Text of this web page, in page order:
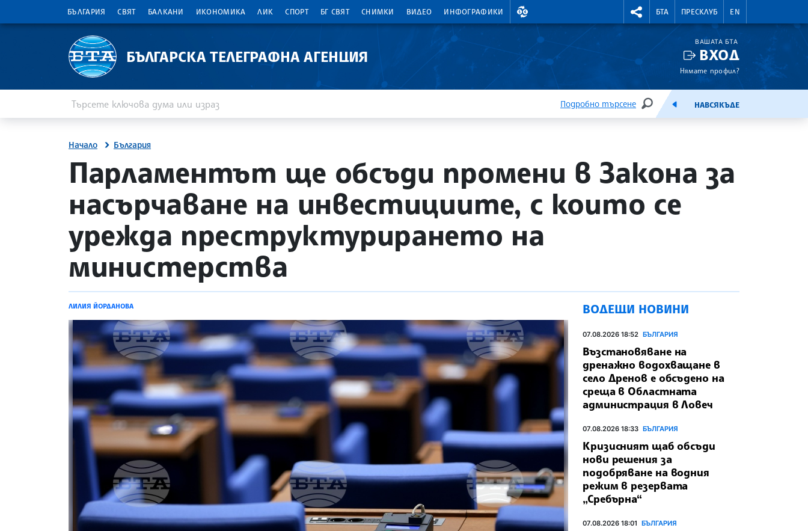
БЪЛГАРИЯ СВЯТ БАЛКАНИ ИКОНОМИКА ЛИК СПОРТ БГ СВЯТ СНИМКИ ВИДЕО ИНФОГРАФИКИ
ВАЛУТНИ КУРСОВЕ RIGHTMENU.SOCIAL
БТА ПРЕСКЛУБ EN
БЪЛГАРСКА ТЕЛЕГРАФНА АГЕНЦИЯ
ВАШАТА БТА
ВХОД
Нямате профил?
Подробно търсене
ТЪРСЕНЕЕМИСИЯНАВСЯКЪДЕ
Начало България
site.bta
Парламентът ще обсъди промени в Закона за
насърчаване на инвестициите, с които се
урежда преструктурирането на
министерства
ЛИЛИЯ ЙОРДАНОВА ВОДЕЩИ НОВИНИ
07.08.2026 18:52 БЪЛГАРИЯ
Възстановяване на
дренажно водохващане в
село Дренов е обсъдено на
среща в Областната
администрация в Ловеч
07.08.2026 18:33 БЪЛГАРИЯ
Кризисният щаб обсъди
нови решения за
подобряване на водния
режим в резервата
„Сребърна“
07.08.2026 18:01 БЪЛГАРИЯ